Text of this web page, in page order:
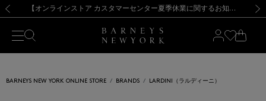
新規登録のお客様も対象！＜MY BARNEYS＞会員のお客様は11,000円（税込）以上のお買上げで常時送料無料！お買い物の際は会員登録を！
【夏季休業に伴う出荷一時停止のお知らせ】(2026.8.7) 【オンラインストア カスタマーセンター夏季休業に関するお知らせ】（2026.8.7）
【夏季休業に伴う返品・交換承り一時停止のお知らせ】（2026.8.5）
熊本県を中心とした地震の影響によるお荷物のお届けについて
【開催中】SUMMER SALEのご案内・ご注意事項 新規登録のお客様も対象！＜MY BARNEYS＞会員のお客様は11,000円（税込）以上のお買上げで常時送料無料！お買い物の際は会員登録を！
【夏季休業に伴う出荷一時停止のお知らせ】(2026.8.7)
BARNEYS NEW YORK ONLINE STORE BRANDS LARDINI（ラルディーニ）